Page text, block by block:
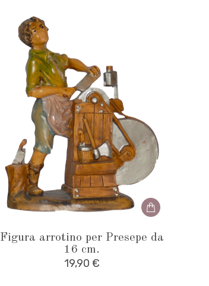
Figura arrotino per Presepe da
16 cm.
19,90 €